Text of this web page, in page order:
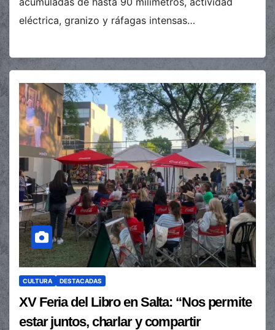
eléctrica, granizo y ráfagas intensas…
CULTURA DESTACADAS
XV Feria del Libro en Salta: “Nos permite
estar juntos, charlar y compartir